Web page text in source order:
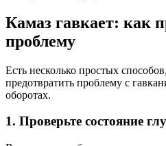
Камаз гавкает: как
проблему
Есть несколько простых
предотвратить проблему с
оборотах.
1. Проверьте состояние